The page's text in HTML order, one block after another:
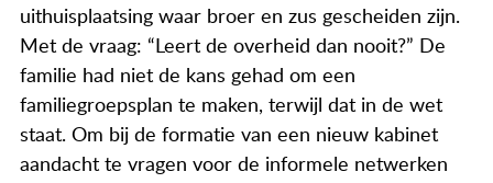
Contact
uithuisplaatsing waar broer en zus gescheiden zijn.
Met de vraag: “Leert de overheid dan nooit?” De
familie had niet de kans gehad om een
familiegroepsplan te maken, terwijl dat in de wet
staat. Om bij de formatie van een nieuw kabinet
aandacht te vragen voor de informele netwerken